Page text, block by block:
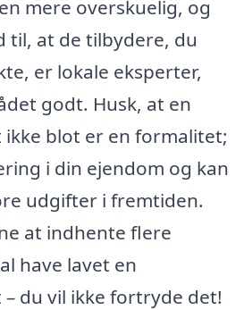
mere overskuelig, og
til, at de tilbydere, du
er lokale eksperter,
godt. Husk, at en
blot er en formalitet;
i din ejendom og kan
udgifter i fremtiden.
at indhente flere
have lavet en
du vil ikke fortryde det!